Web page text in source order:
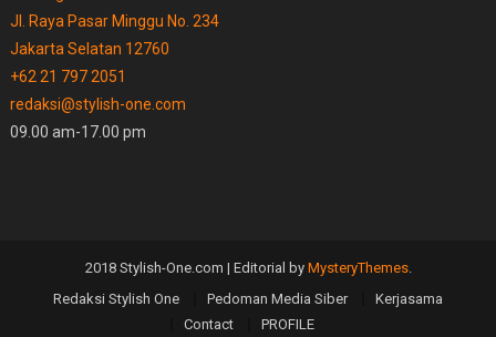
Jl. Raya Pasar Minggu No. 234
Jakarta Selatan 12760
+62 21 797 2051
redaksi@stylish-one.com
09.00 am-17.00 pm
2018 Stylish-One.com | Editorial by MysteryThemes.
Redaksi Stylish One
Pedoman Media Siber
Kerjasama
Contact
PROFILE